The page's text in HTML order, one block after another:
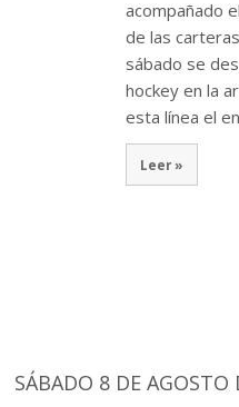
acompañado
de las
sábado se
hockey en la
esta línea el
Leer »
SÁBADO 8 DE AGOSTO